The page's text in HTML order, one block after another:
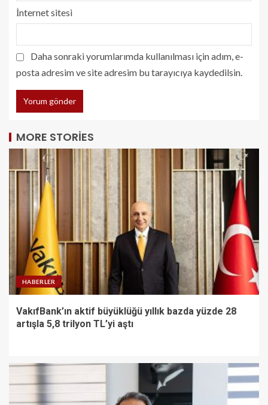
İnternet sitesi
Daha sonraki yorumlarımda kullanılması için adım, e-
posta adresim ve site adresim bu tarayıcıya kaydedilsin.
MORE STORIES
HABERLER
VakıfBank’ın aktif büyüklüğü yıllık bazda yüzde 28
artışla 5,8 trilyon TL’yi aştı